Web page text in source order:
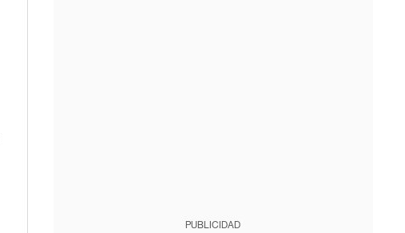
PUBLICIDAD